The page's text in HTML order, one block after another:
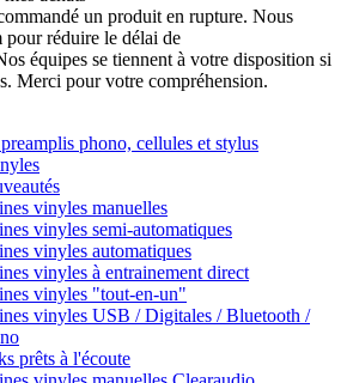
un produit en rupture. Nous
réduire le délai de
équipes se tiennent à votre disposition si
Merci pour votre compréhension.
phono, cellules et stylus
vinyles manuelles
vinyles semi-automatiques
vinyles automatiques
vinyles à entrainement direct
vinyles "tout-en-un"
vinyles USB / Digitales / Bluetooth /
prêts à l'écoute